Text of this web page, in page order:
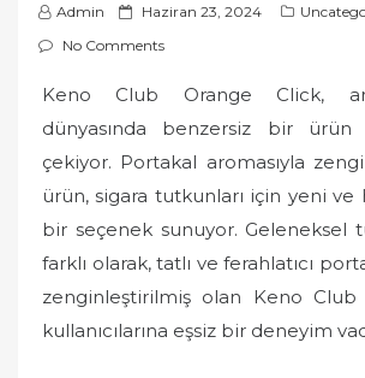
Admin
P
o
t
e
d
Haziran 23, 2024
No Comments
Keno Club Orange Click,
dünyasında benzersiz bir
çekiyor. Portakal aromasıyla
ürün, sigara tutkunları için yeni ve
bir seçenek sunuyor. Geleneksel
farklı olarak, tatlı ve ferahlatıcı
zenginleştirilmiş olan Keno Club
kullanıcılarına eşsiz bir deneyim